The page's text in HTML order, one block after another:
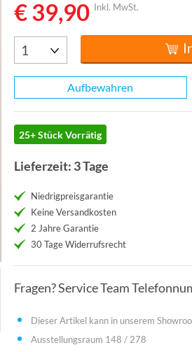
€ 39,90 Inkl. MwSt.
Aufbewahren
25+ Stück Vorrätig
Lieferzeit: 3 Tage
Niedrigpreisgarantie
Keine Versandkosten
2 Jahre Garantie
30 Tage Widerrufsrecht
Fragen? Service Team
Dieser Artikel kann in unserem
Ausstellungsraum 148 / 278